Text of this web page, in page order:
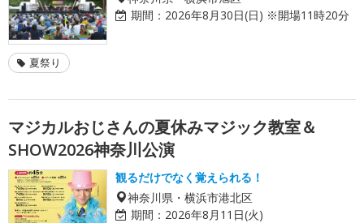
期間： 2026年8月30日(日) ※開場11時20分
夏祭り
マジカルおじさんの夏休みマジック教室＆
SHOW2026神奈川公演
観るだけでなく覚えられる！
神奈川県・横浜市港北区
期間： 2026年8月11日(火)